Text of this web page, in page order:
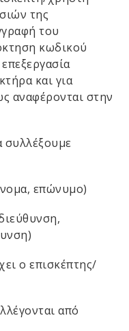
της
του
κωδικού
και για
αναφέρονται στην
συλλέξουμε
επώνυμο)
ο επισκέπτης/
από